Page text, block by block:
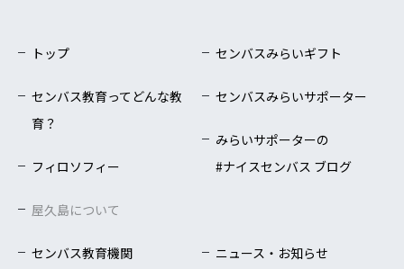
トップ
センバス教育ってどんな教
育？
フィロソフィー
屋久島について
センバスみらいギフト
センバスみらいサポーター
みらいサポーターの
#ナイスセンバス ブログ
センバス教育機関 ニュース・お知らせ